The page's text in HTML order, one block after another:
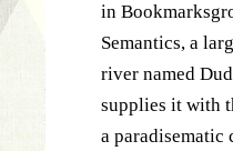
in
Semantics, a
river named
supplies it with
a paradisematic